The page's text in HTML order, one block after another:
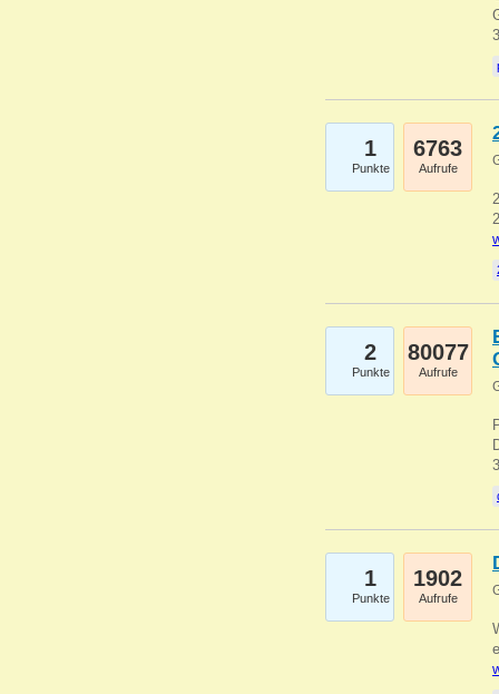
1
Punkte
6763
Aufrufe
2
Punkte
80077
Aufrufe
1
Punkte
1902
Aufrufe